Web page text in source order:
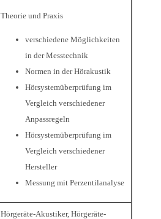
Theorie und Praxis
verschiedene Möglichkeiten
in der Messtechnik
Normen in der Hörakustik
Hörsystemüberprüfung im
Vergleich verschiedener
Anpassregeln
Hörsystemüberprüfung im
Vergleich verschiedener
Hersteller
Messung mit Perzentilanalyse
Hörgeräte-Akustiker, Hörgeräte-